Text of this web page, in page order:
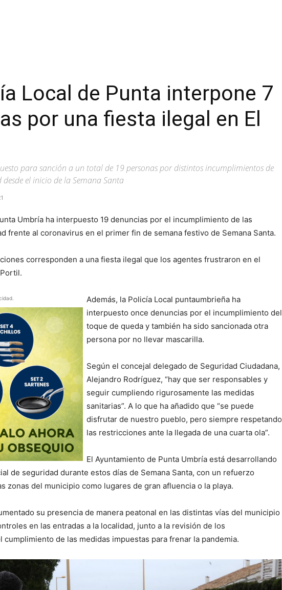
Local de Punta interpone 7
por una fiesta ilegal en El
para sanción a un total de 19 personas por distintos incumplimientos de
el inicio de la Semana Santa
Umbría ha interpuesto 19 denuncias por el incumplimiento de las
frente al coronavirus en el primer fin de semana festivo de Semana Santa.
corresponden a una fiesta ilegal que los agentes frustraron en el
Además, la Policía Local puntaumbrieña ha
interpuesto once denuncias por el incumplimiento del
toque de queda y también ha sido sancionada otra
persona por no llevar mascarilla.
Según el concejal delegado de Seguridad Ciudadana,
Alejandro Rodríguez, “hay que ser responsables y
seguir cumpliendo rigurosamente las medidas
sanitarias”. A lo que ha añadido que “se puede
disfrutar de nuestro pueblo, pero siempre respetando
las restricciones ante la llegada de una cuarta ola”.
El Ayuntamiento de Punta Umbría está desarrollando
de seguridad durante estos días de Semana Santa, con un refuerzo
zonas del municipio como lugares de gran afluencia o la playa.
su presencia de manera peatonal en las distintas vías del municipio
en las entradas a la localidad, junto a la revisión de los
cumplimiento de las medidas impuestas para frenar la pandemia.